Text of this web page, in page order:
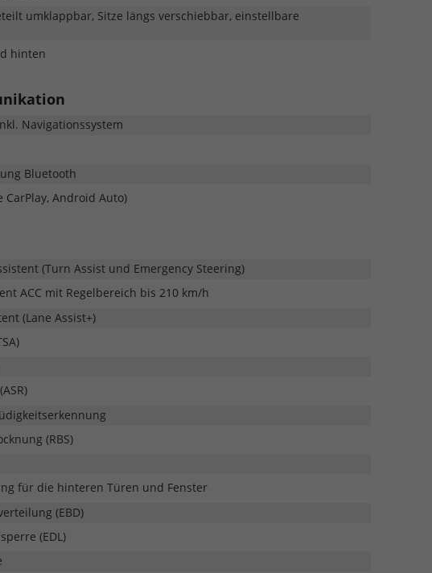
umklappbar, Sitze längs verschiebbar, einstellbare
hinten
Navigationssystem
Bluetooth
CarPlay, Android Auto)
(Turn Assist und Emergency Steering)
ACC mit Regelbereich bis 210 km/h
(Lane Assist+)
(RBS)
für die hinteren Türen und Fenster
(EBD)
(EDL)